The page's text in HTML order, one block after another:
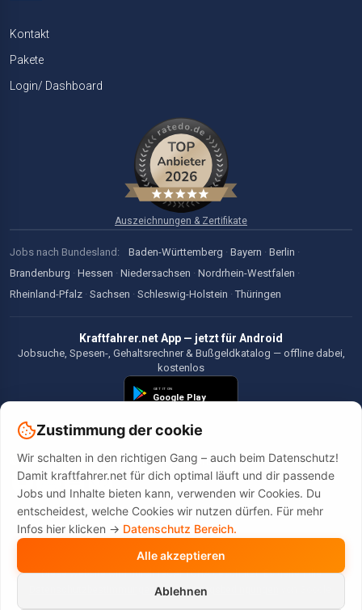
Kontakt
Pakete
Login/ Dashboard
Auszeichnungen & Zertifikate
Jobs nach Bundesland: Baden-Württemberg · Bayern · Berlin ·
Brandenburg · Hessen · Niedersachsen · Nordrhein-Westfalen ·
Rheinland-Pfalz · Sachsen · Schleswig-Holstein · Thüringen
Kraftfahrer.net App — jetzt für Android
Jobsuche, Spesen-, Gehaltsrechner & Bußgeldkatalog — offline dabei,
kostenlos
©2026 Kraftfahrer.net. Alle Rechte vorbehalten.
Diese Website wird durch reCAPTCHA geschützt. Es gelten die
undNutzungsbedingungen
Zustimmung der cookie
Wir schalten in den richtigen Gang – auch beim Datenschutz!
Damit kraftfahrer.net für dich optimal läuft und dir passende
Jobs und Inhalte bieten kann, verwenden wir Cookies. Du
entscheidest, welche Cookies wir nutzen dürfen. Für mehr
Infos hier klicken -> Datenschutz Bereich.
Alle akzeptieren
Ablehnen